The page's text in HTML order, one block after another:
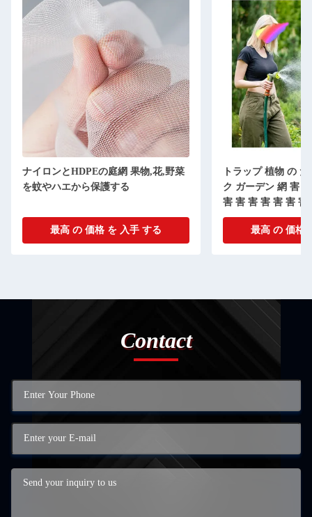
ナイロンとHDPEの庭網 果物,花,野菜
を蚊やハエから保護する
最高 の 価格 を 入手 する
トラップ 植物 の
ク ガーデン 網 害
害 害 害 害 害 害 害
害 害 害 害 害 害 害
害 害 害 害 害 害
害 害 害 害 害 害 害
害 害 害 害 害 害 害
最高 の 価格
Contact